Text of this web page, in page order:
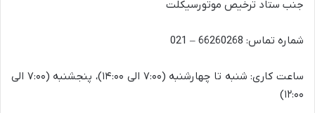
جنب ستاد ترخیص موتورسیکلت
شماره تماس: 66260268 – 021
ساعت کاری: شنبه تا چهارشنبه (۷:۰۰ الی ۱۴:۰۰)، پنجشنبه (۷:۰۰ الی
۱۲:۰۰)